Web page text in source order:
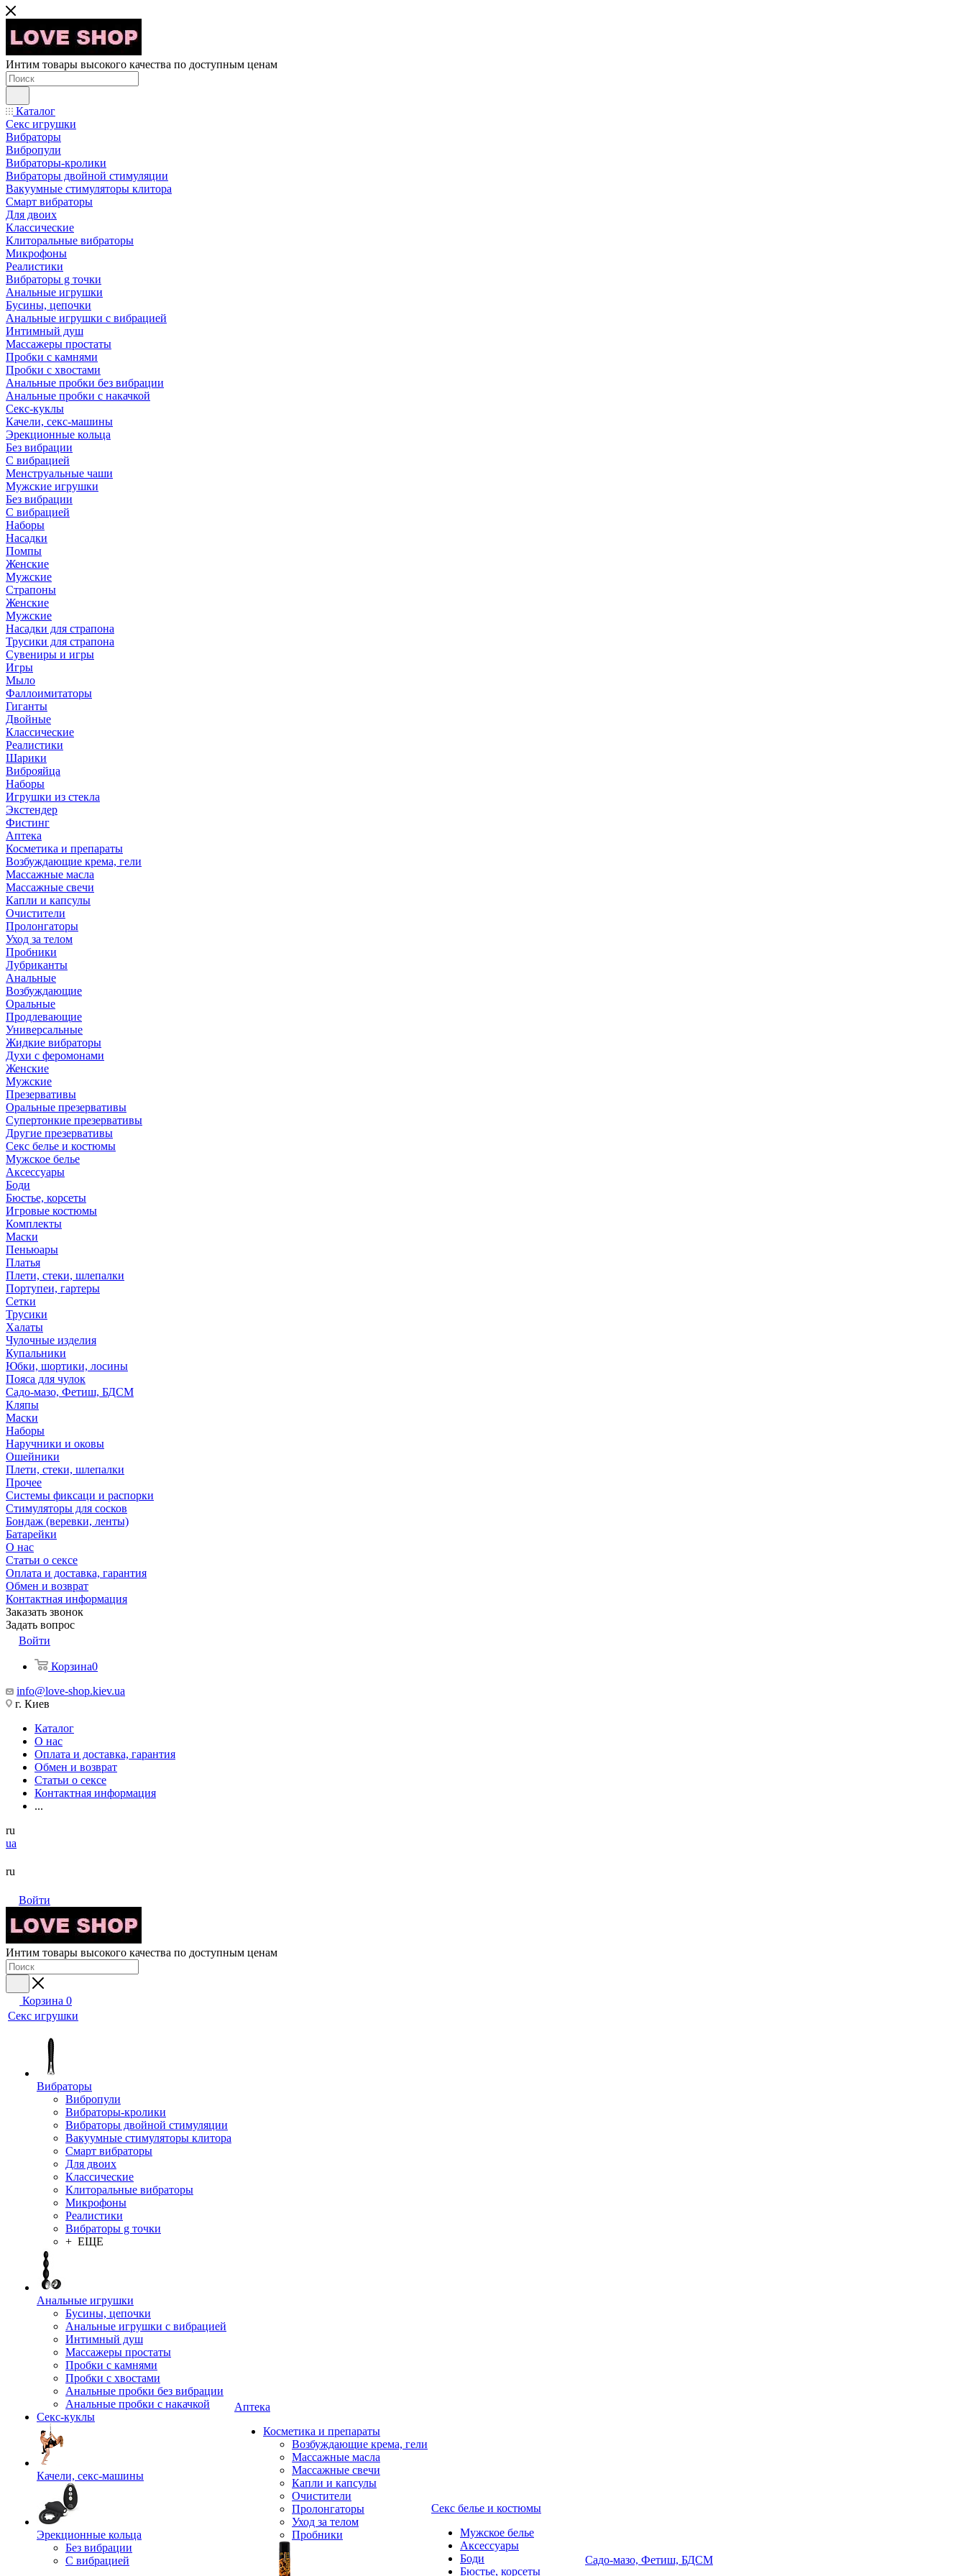
Интим товары высокого качества по доступным ценам
Каталог
Секс игрушки
Вибраторы
Вибропули
Вибраторы-кролики
Вибраторы двойной стимуляции
Вакуумные стимуляторы клитора
Смарт вибраторы
Для двоих
Классические
Клиторальные вибраторы
Микрофоны
Реалистики
Вибраторы g точки
Анальные игрушки
Бусины, цепочки
Анальные игрушки с вибрацией
Интимный душ
Массажеры простаты
Пробки с камнями
Пробки с хвостами
Анальные пробки без вибрации
Анальные пробки с накачкой
Секс-куклы
Качели, секс-машины
Эрекционные кольца
Без вибрации
С вибрацией
Менструальные чаши
Мужские игрушки
Без вибрации
С вибрацией
Наборы
Насадки
Помпы
Женские
Мужские
Страпоны
Женские
Мужские
Насадки для страпона
Трусики для страпона
Сувениры и игры
Игры
Мыло
Фаллоимитаторы
Гиганты
Двойные
Классические
Реалистики
Шарики
Виброяйца
Наборы
Игрушки из стекла
Экстендер
Фистинг
Аптека
Косметика и препараты
Возбуждающие крема, гели
Массажные масла
Массажные свечи
Капли и капсулы
Очистители
Пролонгаторы
Уход за телом
Пробники
Лубриканты
Анальные
Возбуждающие
Оральные
Продлевающие
Универсальные
Жидкие вибраторы
Духи с феромонами
Женские
Мужские
Презервативы
Оральные презервативы
Супертонкие презервативы
Другие презервативы
Секс белье и костюмы
Мужское белье
Аксессуары
Боди
Бюстье, корсеты
Игровые костюмы
Комплекты
Маски
Пеньюары
Платья
Плети, стеки, шлепалки
Портупеи, гартеры
Сетки
Трусики
Халаты
Чулочные изделия
Купальники
Юбки, шортики, лосины
Пояса для чулок
Садо-мазо, Фетиш, БДСМ
Кляпы
Маски
Наборы
Наручники и оковы
Ошейники
Плети, стеки, шлепалки
Прочее
Системы фиксаци и распорки
Стимуляторы для сосков
Бондаж (веревки, ленты)
Батарейки
О нас
Статьи о сексе
Оплата и доставка, гарантия
Обмен и возврат
Контактная информация
Заказать звонок
Задать вопрос
Войти
Корзина0
info@love-shop.kiev.ua
г. Киев
Каталог
О нас
Оплата и доставка, гарантия
Обмен и возврат
Статьи о сексе
Контактная информация
...
ru
ua
ru
Войти
Интим товары высокого качества по доступным ценам
Корзина 0
Секс игрушки
Вибраторы
Вибропули
Вибраторы-кролики
Вибраторы двойной стимуляции
Вакуумные стимуляторы клитора
Смарт вибраторы
Для двоих
Классические
Клиторальные вибраторы
Микрофоны
Реалистики
Вибраторы g точки
+ ЕЩЕ
Анальные игрушки
Бусины, цепочки
Анальные игрушки с вибрацией
Интимный душ
Массажеры простаты
Пробки с камнями
Пробки с хвостами
Анальные пробки без вибрации
Анальные пробки с накачкой
Секс-куклы
Качели, секс-машины
Эрекционные кольца
Без вибрации
С вибрацией
Аптека
Косметика и препараты
Возбуждающие крема, гели
Массажные масла
Массажные свечи
Капли и капсулы
Очистители
Пролонгаторы
Уход за телом
Пробники
Секс белье и костюмы
Мужское белье
Аксессуары
Боди
Бюстье, корсеты
Садо-мазо, Фетиш, БДСМ